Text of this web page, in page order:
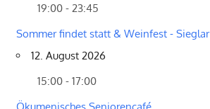
19:00 - 23:45
Sommer findet statt & Weinfest - Sieglar
12. August 2026
15:00 - 17:00